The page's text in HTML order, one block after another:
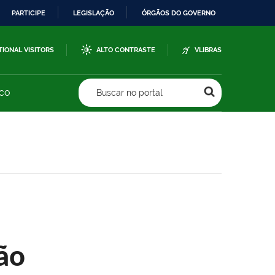
PARTICIPE LEGISLAÇÃO ÓRGÃOS DO GOVERNO
VISITORS ALTO CONTRASTE VLIBRAS
Buscar no portal